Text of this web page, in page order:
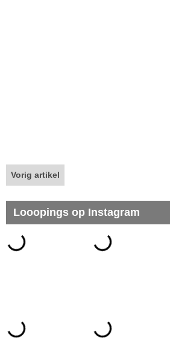
Vorig artikel
Looopings op Instagram